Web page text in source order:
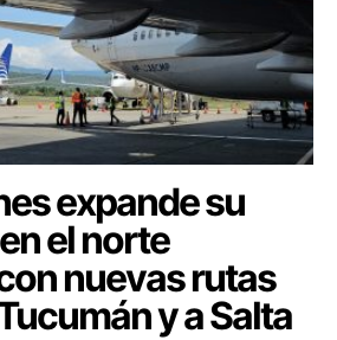
expande su
el norte
nuevas rutas
y a Salta